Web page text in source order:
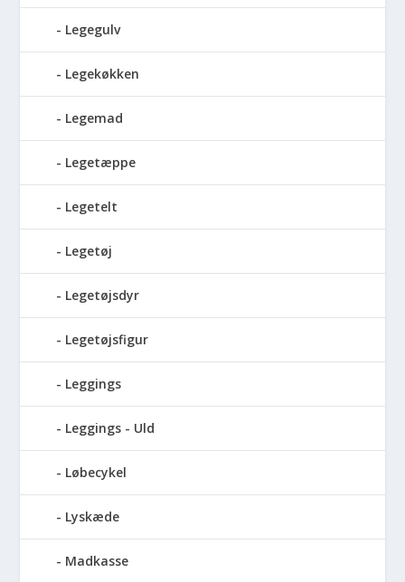
Legegulv
Legekøkken
Legemad
Legetæppe
Legetelt
Legetøj
Legetøjsdyr
Legetøjsfigur
Leggings
Leggings - Uld
Løbecykel
Lyskæde
Madkasse